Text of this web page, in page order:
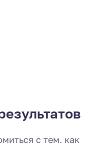
с тем, как